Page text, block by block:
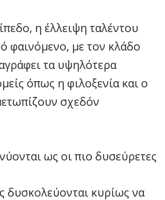
η έλλειψη ταλέντου
φαινόμενο, με τον κλάδο
τα υψηλότερα
όπως η φιλοξενία και ο
σχεδόν
ως οι πιο δυσεύρετες
δυσκολεύονται κυρίως να